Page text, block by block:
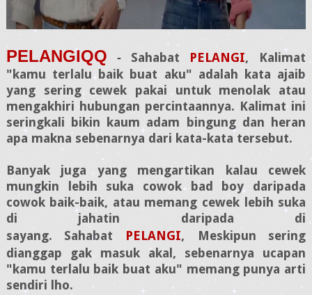
PELANGIQQ - Sahabat PELANGI,
Kalimat
"kamu terlalu baik buat aku" adalah kata ajaib
yang sering cewek pakai untuk menolak atau
mengakhiri hubungan percintaannya. Kalimat ini
seringkali bikin kaum adam bingung dan heran
apa makna sebenarnya dari kata-kata tersebut.
Banyak juga yang mengartikan kalau cewek
mungkin lebih suka cowok bad boy daripada
cowok baik-baik, atau memang cewek lebih suka
di jahatin daripada di
sayang. Sahabat PELANGI,
Meskipun sering
dianggap gak masuk akal, sebenarnya ucapan
"kamu terlalu baik buat aku" memang punya arti
sendiri lho.